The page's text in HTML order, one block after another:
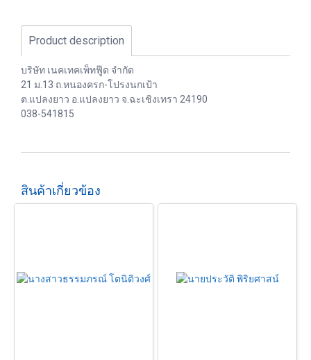
Product description
บริษัท เนคเทคเพ็ทฟู๊ด จำกัด
21 ม.13 ถ.หนองครก-โปรงนกเป้า
ต.แปลงยาว อ.แปลงยาว จ.ฉะเชิงเทรา 24190
038-541815
สินค้าเกี่ยวข้อง